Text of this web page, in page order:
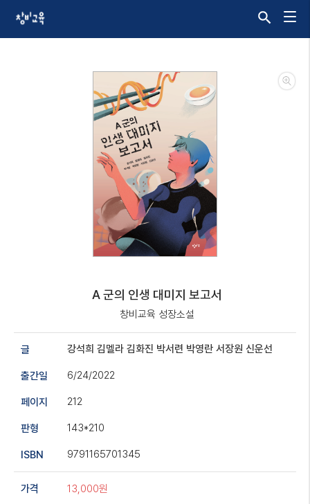
A 군의 인생 대미지 보고서
창비교육 성장소설
글 강석희 김멜라 김화진 박서련 박영란 서장원 신운선
출간일 6/24/2022
페이지 212
판형 143*210
ISBN 9791165701345
가격 13,000원